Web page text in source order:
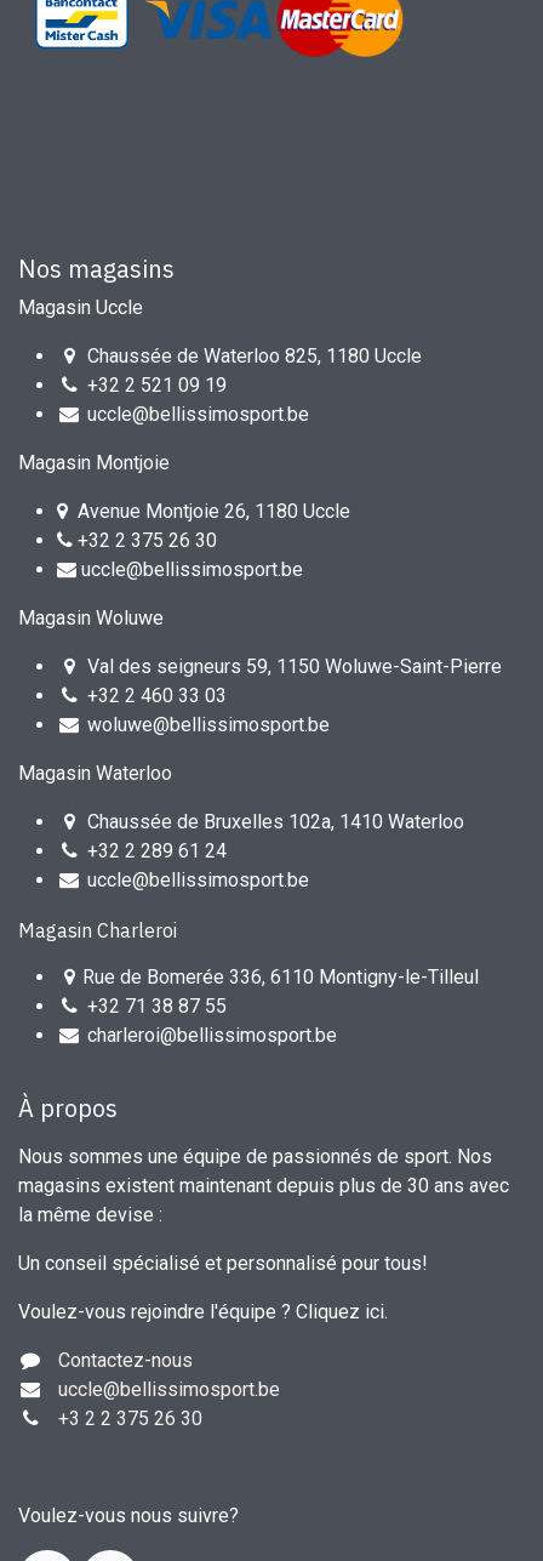
Nos magasins
Magasin Uccle
Chaussée de Waterloo 825, 1180 Uccle
+32 2 521 09 19
uccle@bellissimosport.be
Magasin Montjoie
Avenue Montjoie 26, 1180 Uccle
+32 2 375 26 30
uccle@bellissimosport.be
Magasin Woluwe
Val des seigneurs 59, 1150 Woluwe-Saint-Pierre
+32 2 460 33 03
woluwe@bellissimosport.be
Magasin Waterloo
Chaussée de Bruxelles 102a, 1410 Waterloo
+32 2 289 61 24
uccle@bellissimosport.be
Magasin Charleroi
Rue de Bomerée 336, 6110 Montigny-le-Tilleul
+32 71 38 87 55
charleroi@bellissimosport.be
À propos
Nous sommes une équipe de passionnés de sport. Nos
magasins existent maintenant depuis plus de 30 ans avec
la même devise :
Un conseil spécialisé et personnalisé pour tous!
Voulez-vous rejoindre l'équipe ? Cliquez ici.
Contactez-nous
uccle@bellissimosport.be
+3 2 2 375 26 30
Voulez-vous nous suivre?